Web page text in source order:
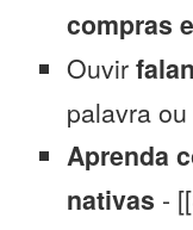
compras
Ouvir
palavra
Aprenda
nativas -